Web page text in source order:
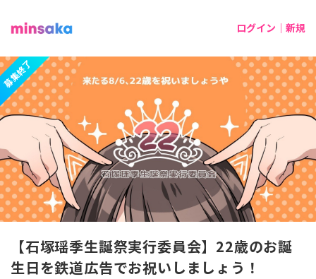
ログイン｜新規
募集終了
【石塚瑶季生誕祭実行委員会】22歳のお誕
生日を鉄道広告でお祝いしましょう！